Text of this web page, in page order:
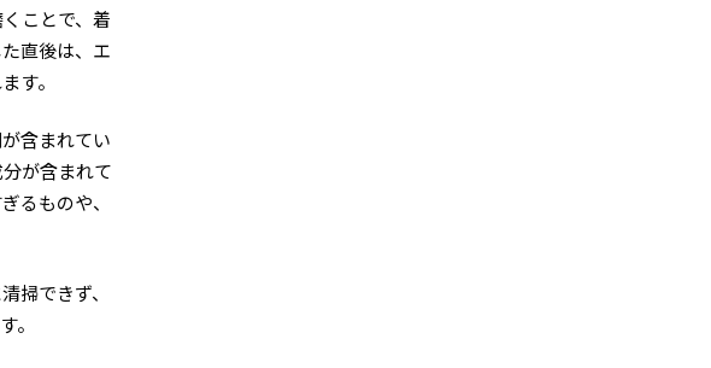
ことで、着
直後は、エ
す。
含まれてい
が含まれて
るものや、
掃できず、
。